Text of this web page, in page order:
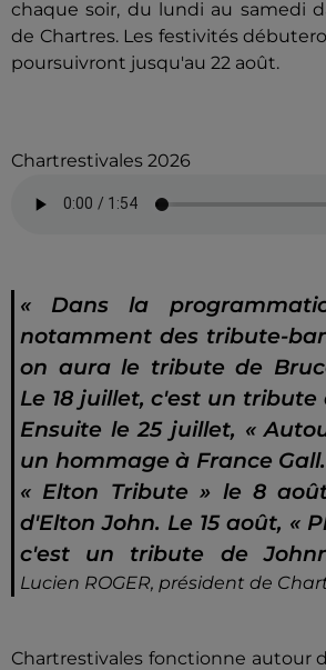
chaque soir, du lundi au samedi
de Chartres. Les festivités
poursuivront jusqu'au 22 août.
Chartrestivales 2026
« Dans la
notamment des tribute-
on aura le tribute de
Le 18 juillet, c'est un tribute
Ensuite le 25 juillet, «
un hommage à France
« Elton Tribute » le 8
d'Elton John. Le 15 août, «
c'est un tribute de
Lucien ROGER, président de
Chartrestivales fonctionne autour